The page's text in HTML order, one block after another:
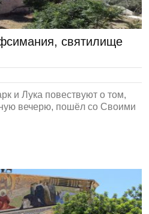
святилище
и Лука повествуют о том,
вечерю, пошёл со Своими